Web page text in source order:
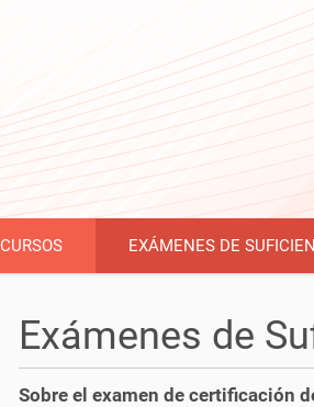
CURSOS EXÁMENES DE
Exámenes de
Sobre el examen de certificación